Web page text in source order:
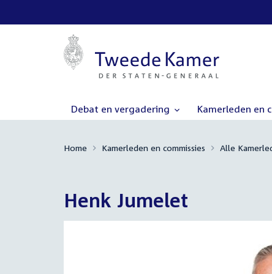
Debat en vergadering Kamerleden en
Home Kamerleden en commissies Alle
Henk Jumelet